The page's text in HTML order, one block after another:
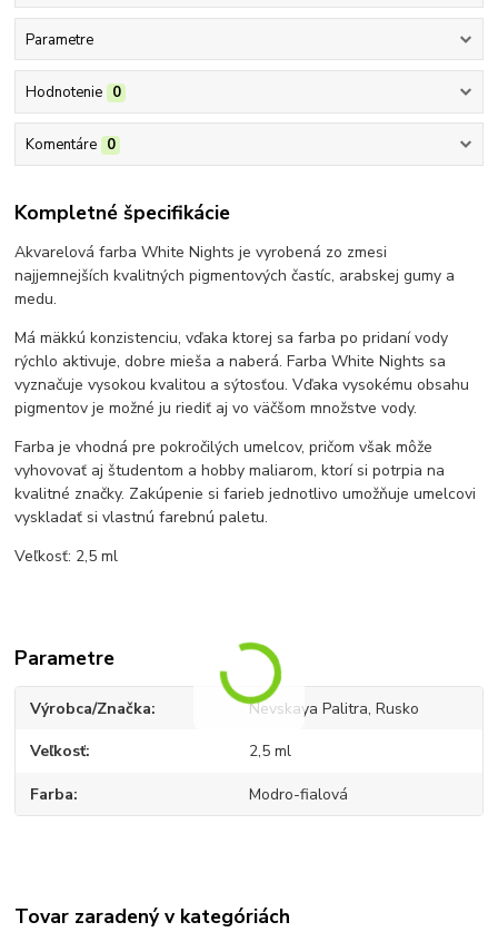
Parametre
Hodnotenie 0
Komentáre 0
Kompletné špecifikácie
Akvarelová farba White Nights je vyrobená zo zmesi
najjemnejších kvalitných pigmentových častíc, arabskej gumy a
medu.
Má mäkkú konzistenciu, vďaka ktorej sa farba po pridaní vody
rýchlo aktivuje, dobre mieša a naberá. Farba White Nights sa
vyznačuje vysokou kvalitou a sýtosťou. Vďaka vysokému obsahu
pigmentov je možné ju riediť aj vo väčšom množstve vody.
Farba je vhodná pre pokročilých umelcov, pričom však môže
vyhovovať aj študentom a hobby maliarom, ktorí si potrpia na
kvalitné značky. Zakúpenie si farieb jednotlivo umožňuje umelcovi
vyskladať si vlastnú farebnú paletu.
Veľkosť: 2,5 ml
Parametre
Výrobca/Značka Nevskaya Palitra, Rusko
Veľkosť 2,5 ml
Farba Modro-fialová
Tovar zaradený v kategóriách